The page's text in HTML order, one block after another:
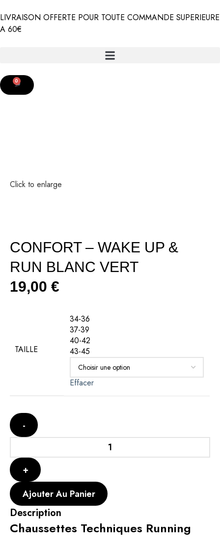
LIVRAISON OFFERTE POUR TOUTE COMMANDE SUPERIEURE
A 60€
0
Click to enlarge
CONFORT – WAKE UP &
RUN BLANC VERT
19,00 €
TAILLE
34-36
37-39
40-42
43-45
Effacer
Ajouter Au Panier
Description
Chaussettes Techniques Running